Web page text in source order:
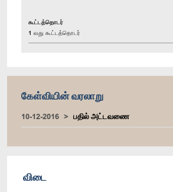
கூட்டத்தொடர்
1 வது கூட்டத்தொடர்
கேள்வியின் வரலாறு
10-12-2016 பதில் அட்டவணை
விடை